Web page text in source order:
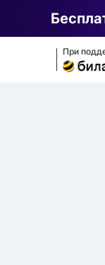
При